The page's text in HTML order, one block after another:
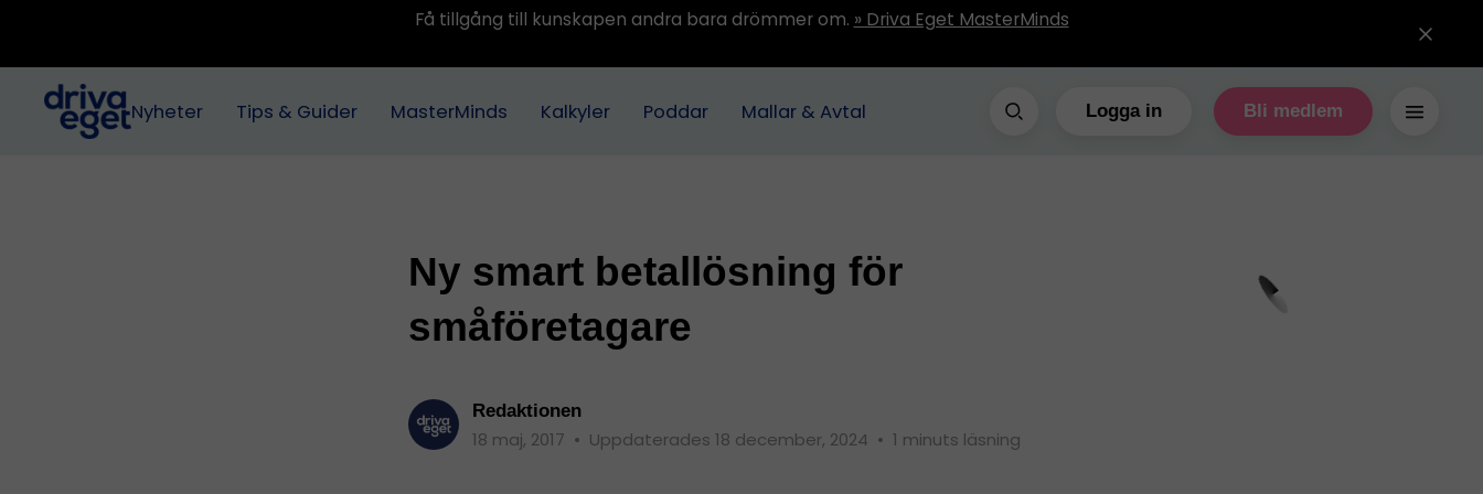
Få tillgång till kunskapen andra bara drömmer om. » Driva Eget MasterMinds
Nyheter Tips & Guider MasterMinds Kalkyler Poddar Mallar & Avtal Logga in Bli medlem
Ny smart betallösning för
småföretagare
Redaktionen
18 maj, 2017 • Uppdaterades 18 december, 2024 • 1 minuts läsning